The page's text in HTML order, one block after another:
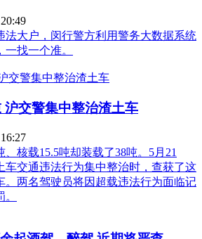
法大户，闵行警方利用警务大数据系统
找一个准。
沪交警集中整治渣土车
核载15.5吨却装载了38吨。5月21
车交通违法行为集中整治时，查获了这
。两名驾驶员将因超载违法行为面临记